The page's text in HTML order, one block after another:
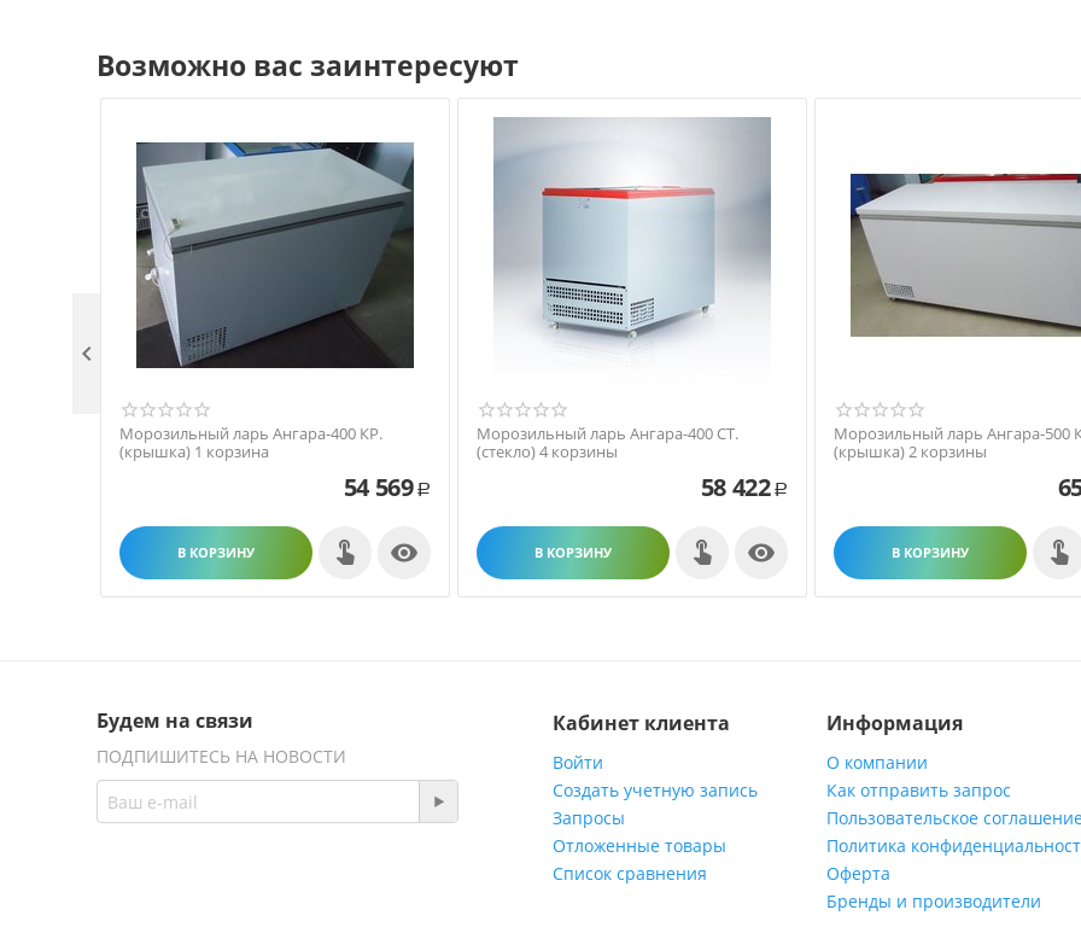
Возможно вас заинтересуют
Морозильный ларь Ангара-400 КР.
(крышка) 1 корзина
54 569 Р
В КОРЗИНУ 
Морозильный ларь Ангара-400 СТ.
(стекло) 4 корзины
58 422 Р
В КОРЗИНУ 
Морозильный ларь Ангара-500
(крышка) 2 корзины
В КОРЗИНУ

Будем на связи
ПОДПИШИТЕСЬ НА НОВОСТИ
Кабинет клиента
Войти
Создать учетную запись
Запросы
Отложенные товары
Список сравнения
Информация
О компании
Как отправить запрос
Пользовательское
Политика
Оферта
Бренды и производители